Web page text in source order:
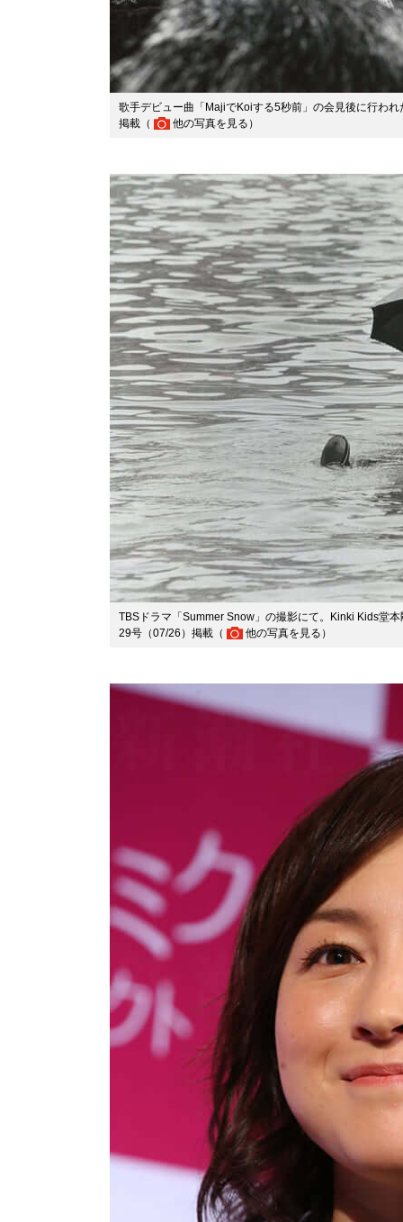
歌手デビュー曲「MajiでKoiする5秒前」の会見後に行わ
掲載（
他の写真を見る ）
TBSドラマ「Summer Snow」の撮影にて。Kinki Kids堂
29号（07/26）掲載（
他の写真を見る ）